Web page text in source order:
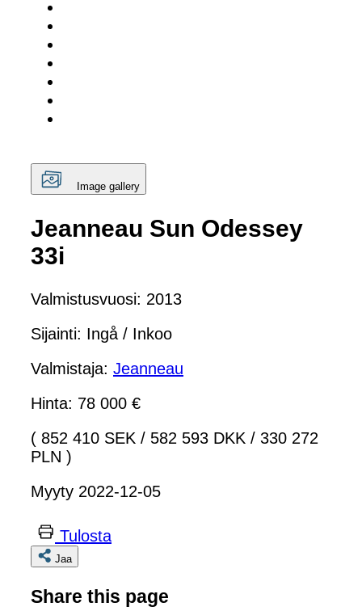
Image gallery
Jeanneau Sun Odessey
33i
Valmistusvuosi: 2013
Sijainti: Ingå / Inkoo
Valmistaja: Jeanneau
Hinta: 78 000 €
( 852 410 SEK / 582 593 DKK / 330 272
PLN )
Myyty 2022-12-05
Tulosta
Jaa
Share this page